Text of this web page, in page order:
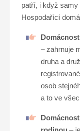
patří, i když samy
Hospodařící
– zahrnuje
druha a
osob
a to ve